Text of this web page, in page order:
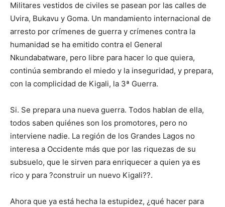
Militares vestidos de civiles se pasean por las calles de
Uvira, Bukavu y Goma. Un mandamiento internacional de
arresto por crímenes de guerra y crímenes contra la
humanidad se ha emitido contra el General
Nkundabatware, pero libre para hacer lo que quiera,
continúa sembrando el miedo y la inseguridad, y prepara,
con la complicidad de Kigali, la 3ª Guerra.
Si. Se prepara una nueva guerra. Todos hablan de ella,
todos saben quiénes son los promotores, pero no
interviene nadie. La región de los Grandes Lagos no
interesa a Occidente más que por las riquezas de su
subsuelo, que le sirven para enriquecer a quien ya es
rico y para ?construir un nuevo Kigali??.
Ahora que ya está hecha la estupidez, ¿qué hacer para